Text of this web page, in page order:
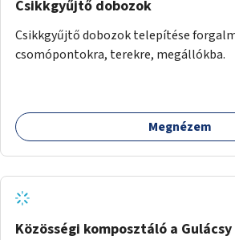
Csikkgyűjtő dobozok
Csikkgyűjtő dobozok telepítése
csomópontokra, terekre, megállókba.
Megnézem
Közösségi komposztáló a